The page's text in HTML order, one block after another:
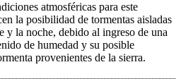
atmosféricas para este
la posibilidad de tormentas aisladas
y la noche, debido al ingreso de una
de humedad y su posible
provenientes de la sierra.